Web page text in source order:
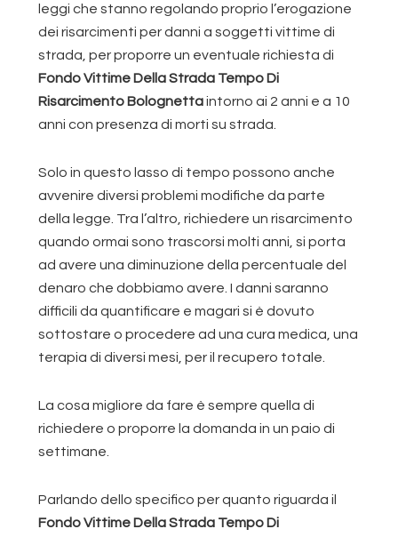
leggi che stanno regolando proprio l’erogazione
dei risarcimenti per danni a soggetti vittime di
strada, per proporre un eventuale richiesta di
Fondo Vittime Della Strada Tempo Di
Risarcimento Bolognettaintorno ai 2 anni e a 10
anni con presenza di morti su strada.
Solo in questo lasso di tempo possono anche
avvenire diversi problemi modifiche da parte
della legge. Tra l’altro, richiedere un risarcimento
quando ormai sono trascorsi molti anni, si porta
ad avere una diminuzione della percentuale del
denaro che dobbiamo avere. I danni saranno
difficili da quantificare e magari si è dovuto
sottostare o procedere ad una cura medica, una
terapia di diversi mesi, per il recupero totale.
La cosa migliore da fare è sempre quella di
richiedere o proporre la domanda in un paio di
settimane.
Parlando dello specifico per quanto riguarda il
Fondo Vittime Della Strada Tempo Di